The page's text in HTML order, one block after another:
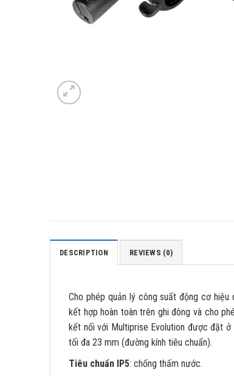
DESCRIPTION REVIEWS (0)
Cho phép quản lý công suất động cơ
kết hợp hoàn toàn trên ghi đông và cho
kết nối với Multiprise Evolution được đặt
tối đa 23 mm (đường kính tiêu chuẩn).
Tiêu chuẩn IP5: chống thấm nước.